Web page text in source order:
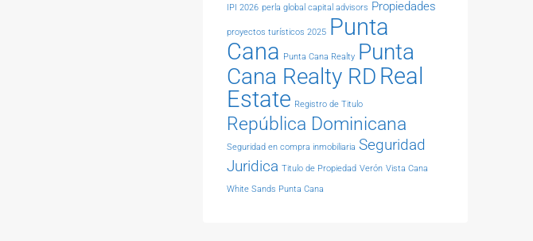
IPI 2026 perla global capital advisors Propiedades
proyectos turísticos 2025 Punta
Cana Punta Cana Realty Punta
Cana Realty RD Real
Estate Registro de Titulo
República Dominicana
Seguridad en compra inmobiliaria Seguridad
Juridica Titulo de Propiedad Verón Vista Cana
White Sands Punta Cana